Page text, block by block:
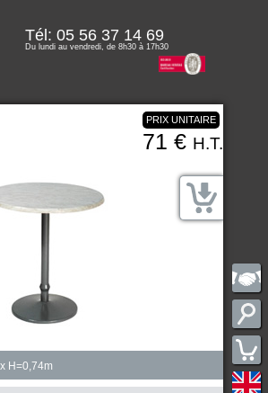
Tél: 05 56 37 14 69
Du lundi au vendredi, de 8h30 à 17h30
PRIX UNITAIRE
71 € H.T.
H=0,74m